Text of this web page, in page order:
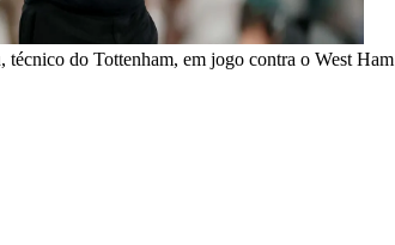
técnico do Tottenham, em jogo contra o West Ham